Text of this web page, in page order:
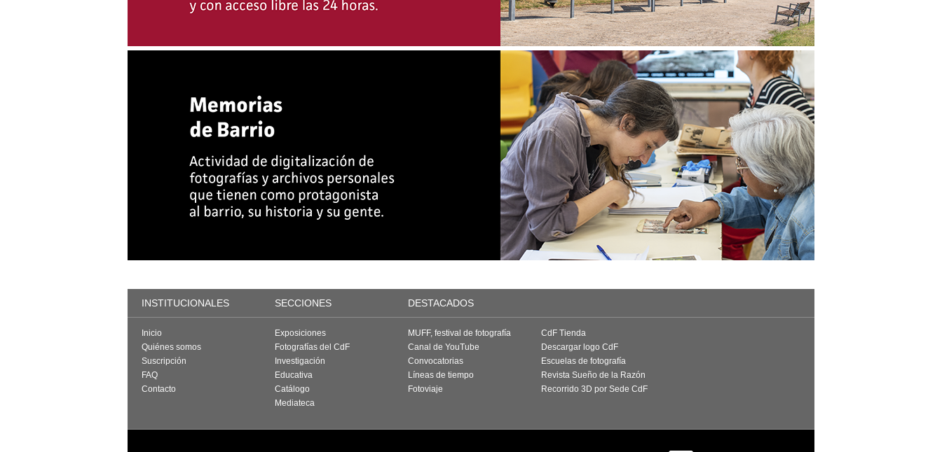
INSTITUCIONALES SECCIONES DESTACADOS
Inicio
Quiénes somos
Suscripción
FAQ
Contacto
Exposiciones
Fotografías del CdF
Investigación
Educativa
Catálogo
Mediateca
MUFF, festival de fotografía
Canal de YouTube
Convocatorias
Líneas de tiempo
Fotoviaje
CdF Tienda
Descargar logo CdF
Escuelas de fotografía
Revista Sueño de la Razón
Recorrido 3D por Sede CdF